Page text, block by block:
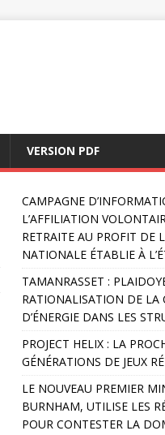
VERSION PDF
CAMPAGNE
L’AFFILIATION
RETRAITE AU PROFIT DE
NATIONALE ÉTABLIE À
TAMANRASSET :
RATIONALISATION DE
D’ÉNERGIE DANS LES
PROJECT HELIX : LA
GÉNÉRATIONS DE JEUX
LE NOUVEAU PREMIER
BURNHAM, UTILISE LES
POUR CONTESTER LA